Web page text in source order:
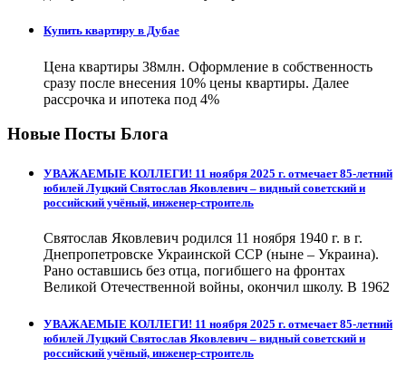
Купить квартиру в Дубае
Цена квартиры 38млн. Оформление в собственность
сразу после внесения 10% цены квартиры. Далее
рассрочка и ипотека под 4%
Новые Посты Блога
УВАЖАЕМЫЕ КОЛЛЕГИ! 11 ноября 2025 г. отмечает 85-летний
юбилей Луцкий Святослав Яковлевич – видный советский и
российский учёный, инженер-строитель
Святослав Яковлевич родился 11 ноября 1940 г. в г.
Днепропетровске Украинской ССР (ныне – Украина).
Рано оставшись без отца, погибшего на фронтах
Великой Отечественной войны, окончил школу. В 1962
УВАЖАЕМЫЕ КОЛЛЕГИ! 11 ноября 2025 г. отмечает 85-летний
юбилей Луцкий Святослав Яковлевич – видный советский и
российский учёный, инженер-строитель